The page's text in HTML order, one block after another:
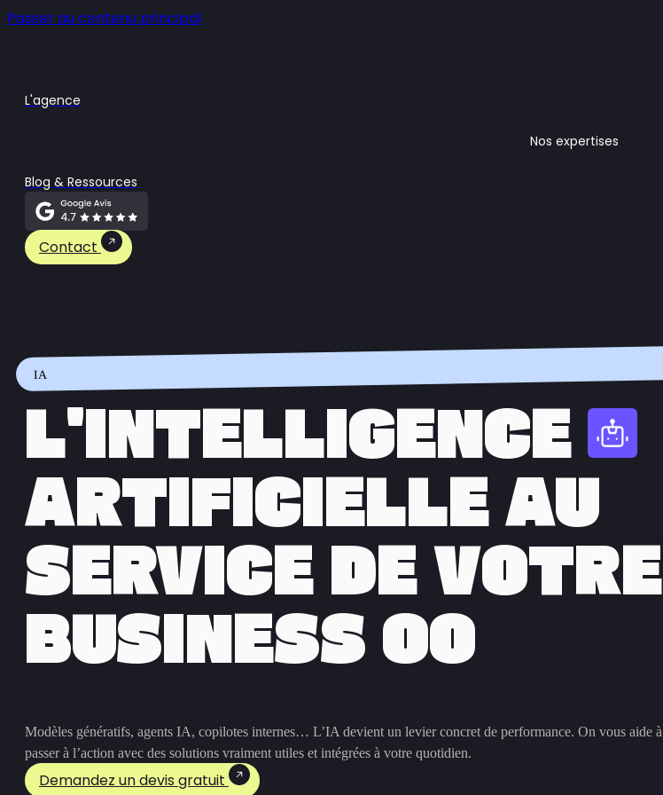
Passer au contenu principal
L'agence
Nos expertises
Blog & Ressources
Contact
IA
L'INTELLIGENCE
ARTIFICIELLE AU
SERVICE DEVOTRE
BUSINESSOO
Modèles génératifs, agents IA, copilotes internes… L’IA devient un levier concret de performance. On vous aide à
passer à l’action avec des solutions vraiment utiles et intégrées à votre quotidien.
Demandez un devis gratuit